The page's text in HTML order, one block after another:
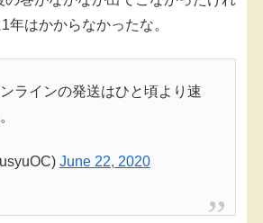
年はかからなかったな。
ラインの発送はひと頃より速
June 22, 2020